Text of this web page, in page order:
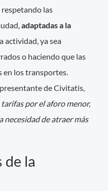
respetando las
adaptadas a la
actividad, ya sea
o haciendo que las
en los transportes.
de Civitatis,
tarifas por el aforo menor,
necesidad de atraer más
de la